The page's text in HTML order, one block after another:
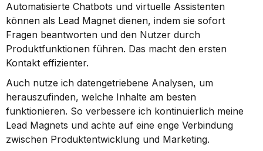
Automatisierte Chatbots und virtuelle Assistenten
können als Lead Magnet dienen, indem sie sofort
Fragen beantworten und den Nutzer durch
Produktfunktionen führen. Das macht den ersten
Kontakt effizienter.
Auch nutze ich datengetriebene Analysen, um
herauszufinden, welche Inhalte am besten
funktionieren. So verbessere ich kontinuierlich meine
Lead Magnets und achte auf eine enge Verbindung
zwischen Produktentwicklung und Marketing.